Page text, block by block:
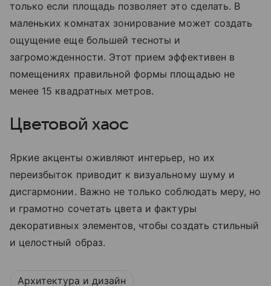
только если площадь позволяет это сделать. В
маленьких комнатах зонирование может создать
ощущение еще большей тесноты и
загроможденности. Этот прием эффективен в
помещениях правильной формы площадью не
менее 15 квадратных метров.
Цветовой хаос
Яркие акценты оживляют интерьер, но их
переизбыток приводит к визуальному шуму и
дисгармонии. Важно не только соблюдать меру, но
и грамотно сочетать цвета и фактуры
декоративных элементов, чтобы создать стильный
и целостный образ.
Архитектура и дизайн